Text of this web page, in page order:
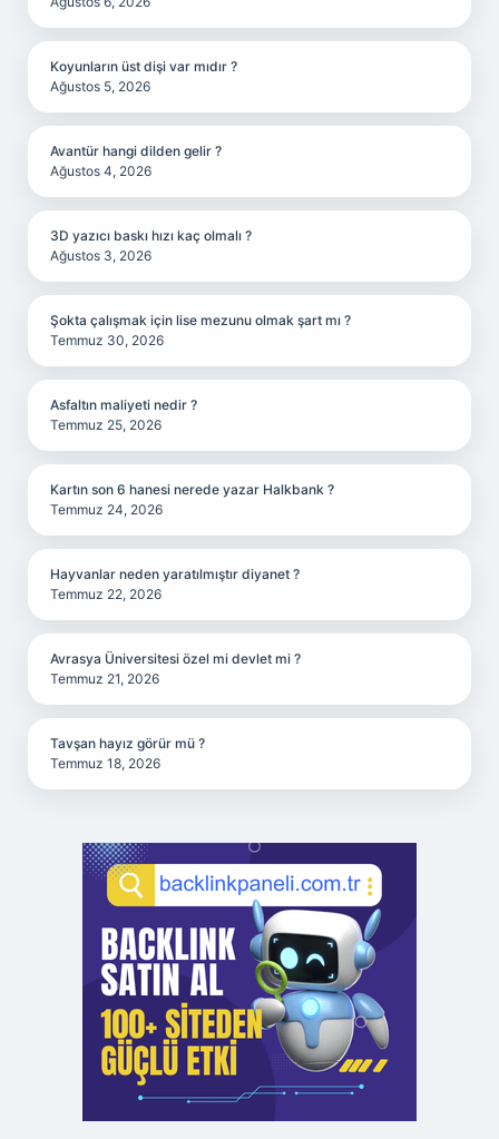
Koyunların üst dişi var mıdır ?
Ağustos 5, 2026
Avantür hangi dilden gelir ?
Ağustos 4, 2026
3D yazıcı baskı hızı kaç olmalı ?
Ağustos 3, 2026
Şokta çalışmak için lise mezunu olmak şart mı ?
Temmuz 30, 2026
Asfaltın maliyeti nedir ?
Temmuz 25, 2026
Kartın son 6 hanesi nerede yazar Halkbank ?
Temmuz 24, 2026
Hayvanlar neden yaratılmıştır diyanet ?
Temmuz 22, 2026
Avrasya Üniversitesi özel mi devlet mi ?
Temmuz 21, 2026
Tavşan hayız görür mü ?
Temmuz 18, 2026